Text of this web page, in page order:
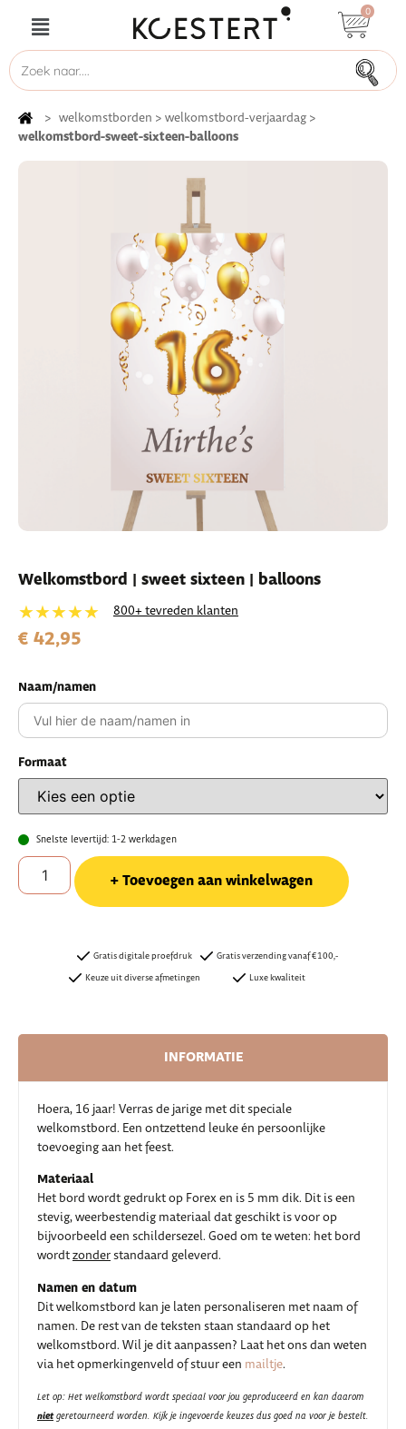
0
> welkomstborden > welkomstbord-verjaardag >
welkomstbord-sweet-sixteen-balloons
Welkomstbord | sweet sixteen | balloons
★★★★★ 800+ tevreden klanten
€ 42,95
Naam/namen
Formaat
Snelste levertijd: 1-2 werkdagen
Toevoegen aan winkelwagen
Gratis digitale proefdruk
Keuze uit diverse afmetingen
Gratis verzending vanaf €100,-
Luxe kwaliteit
INFORMATIE
Hoera, 16 jaar! Verras de jarige met dit speciale
welkomstbord. Een ontzettend leuke én persoonlijke
toevoeging aan het feest.
Materiaal
Het bord wordt gedrukt op Forex en is 5 mm dik. Dit is een
stevig, weerbestendig materiaal dat geschikt is voor op
bijvoorbeeld een schildersezel. Goed om te weten: het bord
wordtzonderstandaard geleverd.
Namen en datum
Dit welkomstbord kan je laten personaliseren met naam of
namen. De rest van de teksten staan standaard op het
welkomstbord. Wil je dit aanpassen? Laat het ons dan weten
via het opmerkingenveld of stuur een mailtje.
Let op: Het welkomstbord wordt speciaal voor jou geproduceerd en kan daarom
nietgeretourneerd worden. Kijk je ingevoerde keuzes dus goed na voor je bestelt.